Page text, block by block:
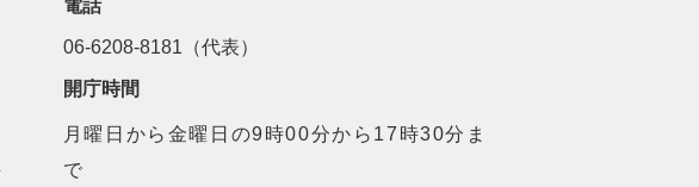
電話
06-6208-8181（代表）
開庁時間
月曜日から金曜日の9時00分から17時30分ま
で